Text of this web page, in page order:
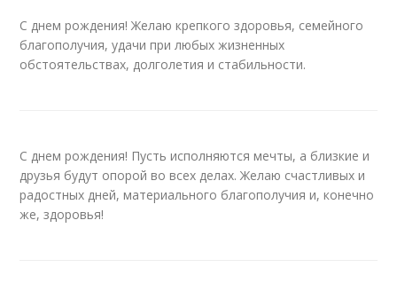
С днем рождения! Желаю крепкого здоровья, семейного
благополучия, удачи при любых жизненных
обстоятельствах, долголетия и стабильности.
С днем рождения! Пусть исполняются мечты, а близкие и
друзья будут опорой во всех делах. Желаю счастливых и
радостных дней, материального благополучия и, конечно
же, здоровья!